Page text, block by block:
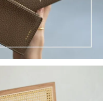
リーズはこちら